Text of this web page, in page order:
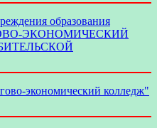
образования
ЭКОНОМИЧЕСКИЙ
экономический колледж"